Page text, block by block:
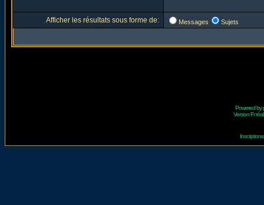
Afficher les résultats sous forme de: Messages Sujets
Powered by
Version Fr